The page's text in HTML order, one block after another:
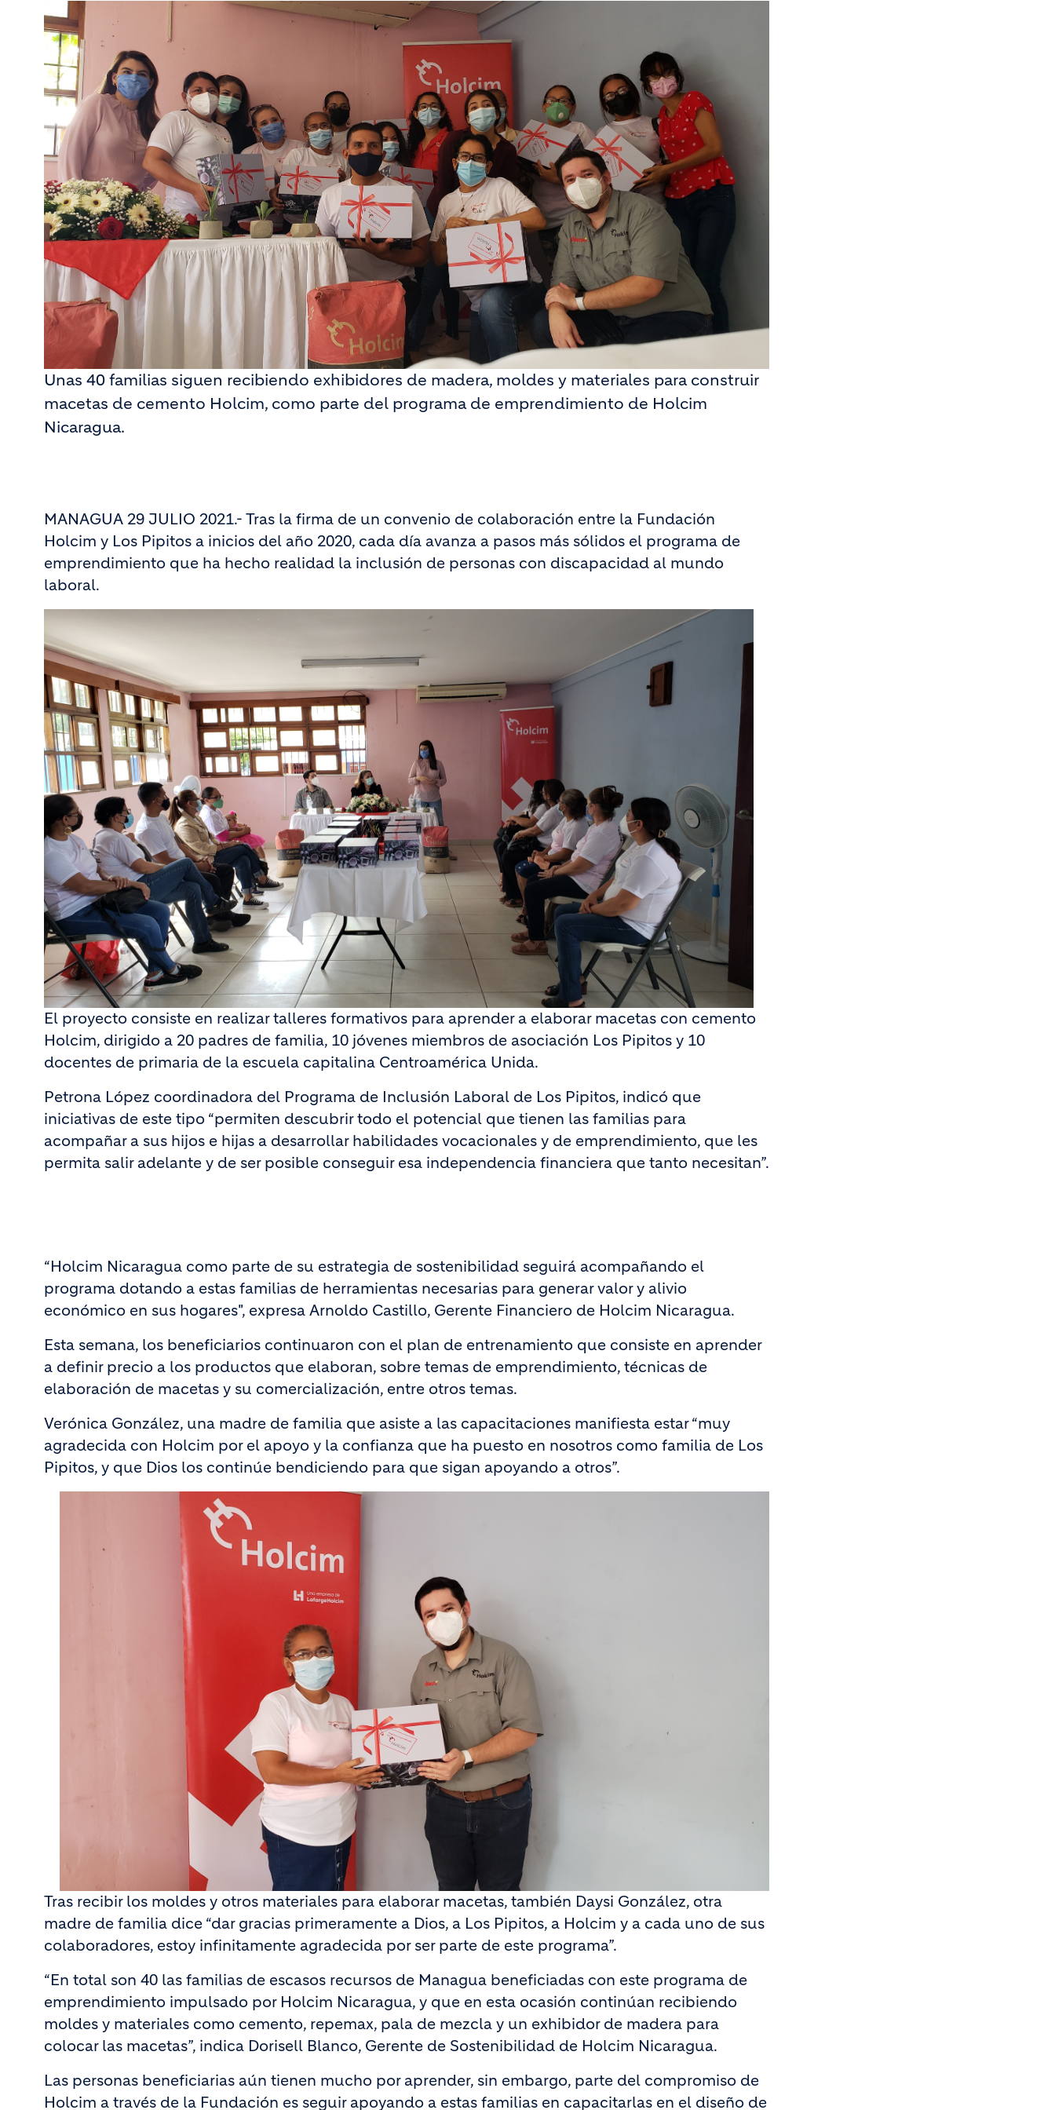
Unas 40 familias siguen recibiendo exhibidores de madera, moldes y materiales para construir
macetas de cemento Holcim, como parte del programa de emprendimiento de Holcim
Nicaragua.
MANAGUA 29 JULIO 2021.- Tras la firma de un convenio de colaboración entre la Fundación
Holcim y Los Pipitos a inicios del año 2020, cada día avanza a pasos más sólidos el programa de
emprendimiento que ha hecho realidad la inclusión de personas con discapacidad al mundo
laboral.
El proyecto consiste en realizar talleres formativos para aprender a elaborar macetas con cemento
Holcim, dirigido a 20 padres de familia, 10 jóvenes miembros de asociación Los Pipitos y 10
docentes de primaria de la escuela capitalina Centroamérica Unida.
Petrona López coordinadora del Programa de Inclusión Laboral de Los Pipitos, indicó que
iniciativas de este tipo “permiten descubrir todo el potencial que tienen las familias para
acompañar a sus hijos e hijas a desarrollar habilidades vocacionales y de emprendimiento, que les
permita salir adelante y de ser posible conseguir esa independencia financiera que tanto necesitan”.
“Holcim Nicaragua como parte de su estrategia de sostenibilidad seguirá acompañando el
programa dotando a estas familias de herramientas necesarias para generar valor y alivio
económico en sus hogares", expresa Arnoldo Castillo, Gerente Financiero de Holcim Nicaragua.
Esta semana, los beneficiarios continuaron con el plan de entrenamiento que consiste en aprender
a definir precio a los productos que elaboran, sobre temas de emprendimiento, técnicas de
elaboración de macetas y su comercialización, entre otros temas.
Verónica González, una madre de familia que asiste a las capacitaciones manifiesta estar “muy
agradecida con Holcim por el apoyo y la confianza que ha puesto en nosotros como familia de Los
Pipitos, y que Dios los continúe bendiciendo para que sigan apoyando a otros”.
Tras recibir los moldes y otros materiales para elaborar macetas, también Daysi González, otra
madre de familia dice “dar gracias primeramente a Dios, a Los Pipitos, a Holcim y a cada uno de sus
colaboradores, estoy infinitamente agradecida por ser parte de este programa”.
“En total son 40 las familias de escasos recursos de Managua beneficiadas con este programa de
emprendimiento impulsado por Holcim Nicaragua, y que en esta ocasión continúan recibiendo
moldes y materiales como cemento, repemax, pala de mezcla y un exhibidor de madera para
colocar las macetas”, indica Dorisell Blanco, Gerente de Sostenibilidad de Holcim Nicaragua.
Las personas beneficiarias aún tienen mucho por aprender, sin embargo, parte del compromiso de
Holcim a través de la Fundación es seguir apoyando a estas familias en capacitarlas en el diseño de